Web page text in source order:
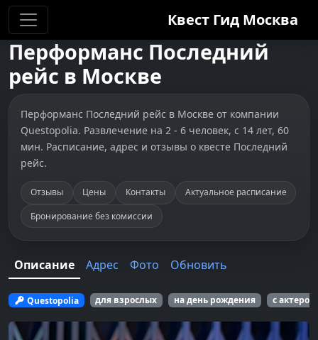
Квест Гид Москва
Перформанс Последний
рейс в Москве
Перформанс Последний рейс в Москве от компании
Questopolia. Развлечение на 2 - 6 человек, с 14 лет, 60
мин. Расписание, адрес и отзывы о квесте Последний
рейс.
Отзывы Цены Контакты
Актуальное расписание
Бронирование без комиссии
Описание Адрес Фото Обновить
Questopolia для взрослых на день рождения с актером